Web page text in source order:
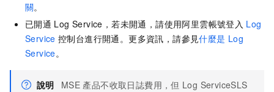
關。
已開通 Log Service，若未開通，請使用阿里雲帳號登入 Log
Service 控制台進行開通。更多資訊，請參見什麼是 Log
Service。
說明 MSE 產品不收取日誌費用，但 Log ServiceSLS